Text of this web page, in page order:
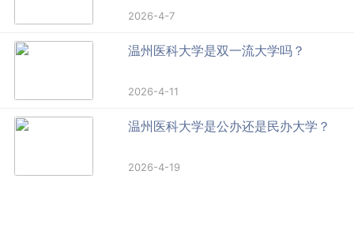
2026-4-7
温州医科大学是双一流大学吗？
2026-4-11
温州医科大学是公办还是民办大学？
2026-4-19